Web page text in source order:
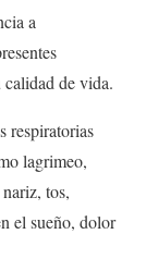
a
calidad de vida.
respiratorias
lagrimeo,
tos,
el sueño, dolor